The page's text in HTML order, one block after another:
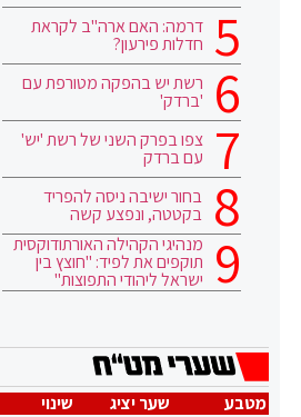
דרמה: האם ארה"ב לקראת
חדלות פירעון?
רשת יש בהפקה מטורפת עם
'ברדק'
צפו בפרק השני של רשת 'יש'
עם ברדק
בחור ישיבה ניסה להפריד
בקטטה, ונפצע קשה
מנהיגי הקהילה האורתודוקסית
תוקפים את לפיד: "חוצץ בין
ישראל ליהודי התפוצות"
מטבע שער יציג
שינוי